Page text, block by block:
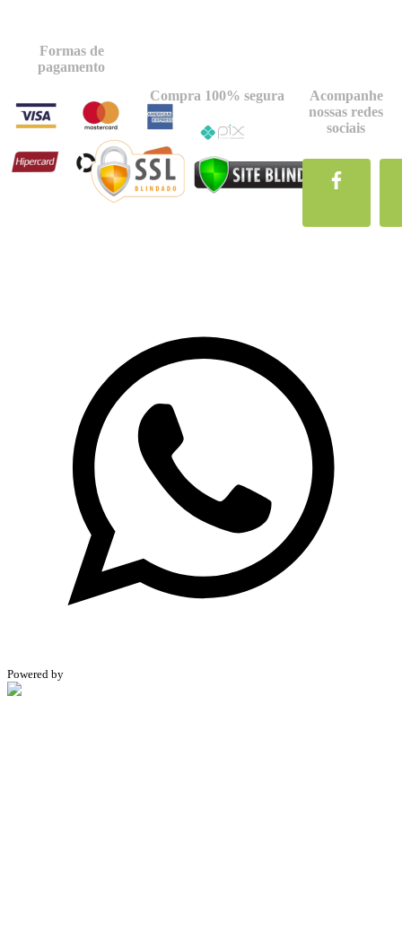
Formas de
pagamento
Compra 100% segura
Acompanhe
nossas redes
sociais
Powered by